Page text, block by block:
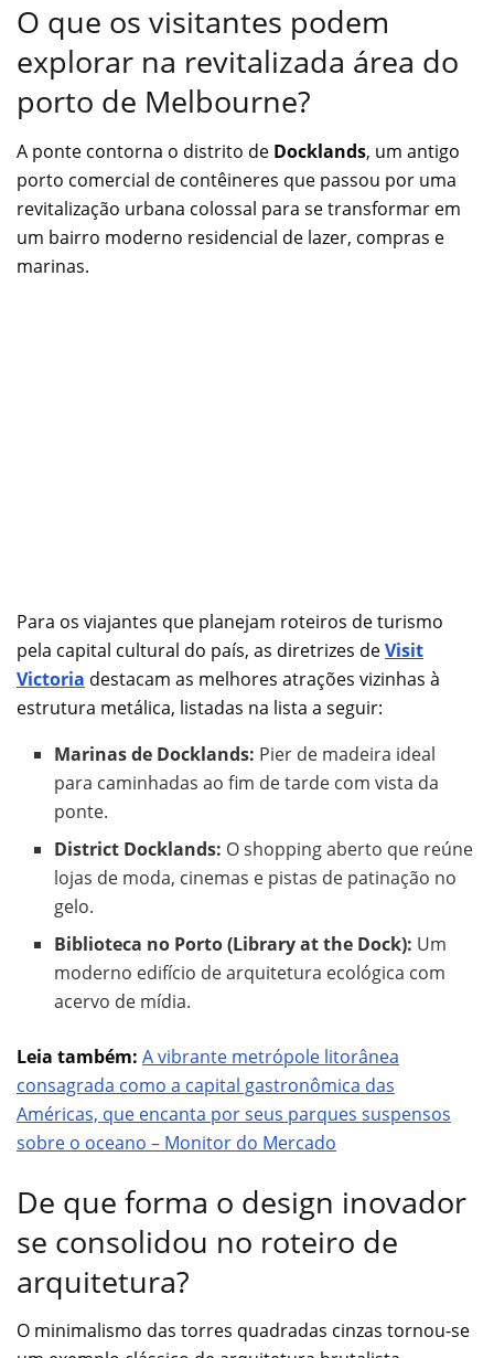
O que os visitantes podem
explorar na revitalizada área do
porto de Melbourne?
A ponte contorna o distrito de Docklands, um antigo
porto comercial de contêineres que passou por uma
revitalização urbana colossal para se transformar em
um bairro moderno residencial de lazer, compras e
marinas.
Para os viajantes que planejam roteiros de turismo
pela capital cultural do país, as diretrizes deVisit
Victoria destacam as melhores atrações vizinhas à
estrutura metálica, listadas na lista a seguir:
Marinas de Docklands: Pier de madeira ideal
para caminhadas ao fim de tarde com vista da
ponte.
District Docklands: O shopping aberto que reúne
lojas de moda, cinemas e pistas de patinação no
gelo.
Biblioteca no Porto (Library at the Dock): Um
moderno edifício de arquitetura ecológica com
acervo de mídia.
Leia também: A vibrante metrópole litorânea
consagrada como a capital gastronômica das
Américas, que encanta por seus parques suspensos
sobre o oceano – Monitor do Mercado
De que forma o design inovador
se consolidou no roteiro de
arquitetura?
O minimalismo das torres quadradas cinzas tornou-se